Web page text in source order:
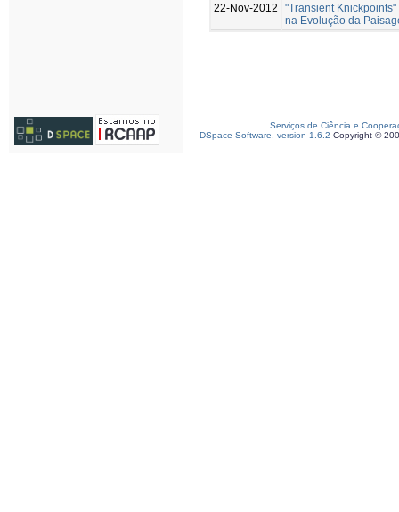
22-Nov-2012
"Transient
na Evolução da
Serviços de Ciência e
DSpace Software, version 1.6.2 Copyright ©